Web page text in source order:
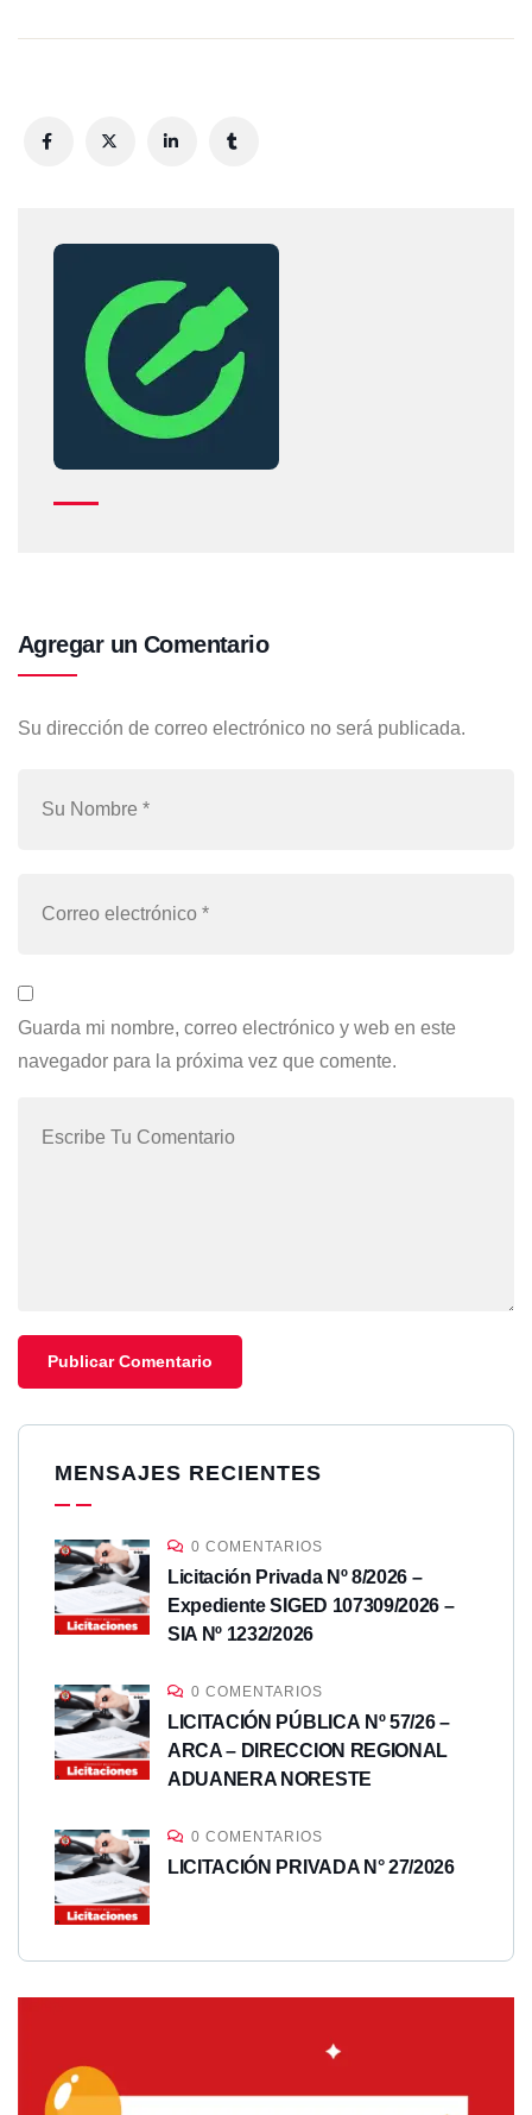
Agregar un Comentario
Su dirección de correo electrónico no será publicada.
Guarda mi nombre, correo electrónico y web en este
navegador para la próxima vez que comente.
MENSAJES RECIENTES
0 COMENTARIOS
Licitación Privada Nº 8/2026 –
Expediente SIGED 107309/2026 –
SIA Nº 1232/2026
0 COMENTARIOS
LICITACIÓN PÚBLICA Nº 57/26 –
ARCA – DIRECCION REGIONAL
ADUANERA NORESTE
0 COMENTARIOS
LICITACIÓN PRIVADA N° 27/2026